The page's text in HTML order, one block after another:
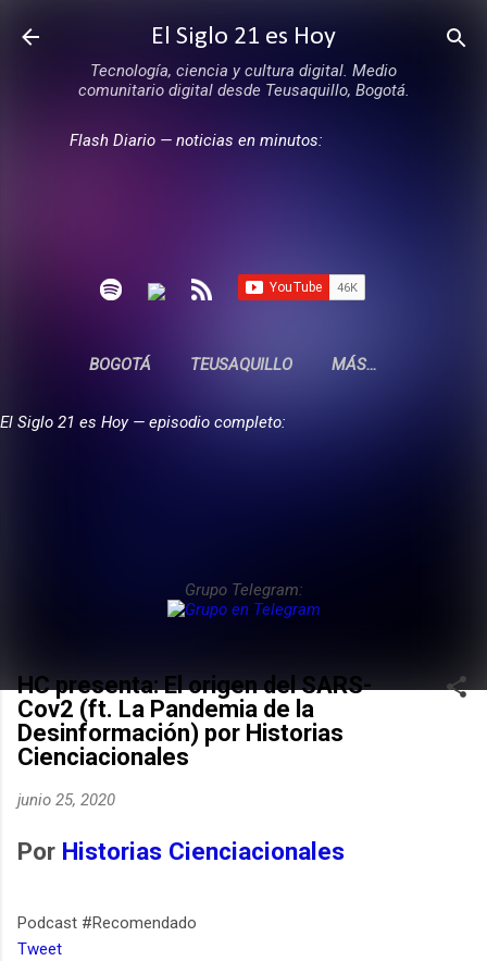
Ir al contenido principal
El Siglo 21 es Hoy
Tecnología, ciencia y cultura digital. Medio
comunitario digital desde Teusaquillo, Bogotá.
Flash Diario — noticias en minutos:
BOGOTÁ TEUSAQUILLO MÁS…
El Siglo 21 es Hoy — episodio completo:
Grupo Telegram:
HC presenta: El origen del SARS-
Cov2 (ft. La Pandemia de la
Desinformación) por Historias
Cienciacionales
junio 25, 2020
Por Historias Cienciacionales
Podcast #Recomendado
Tweet